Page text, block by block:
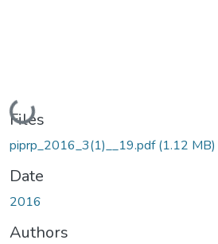
Loading...
Files
piprp_2016_3(1)__19.pdf(1.12 MB)
Date
2016
Authors